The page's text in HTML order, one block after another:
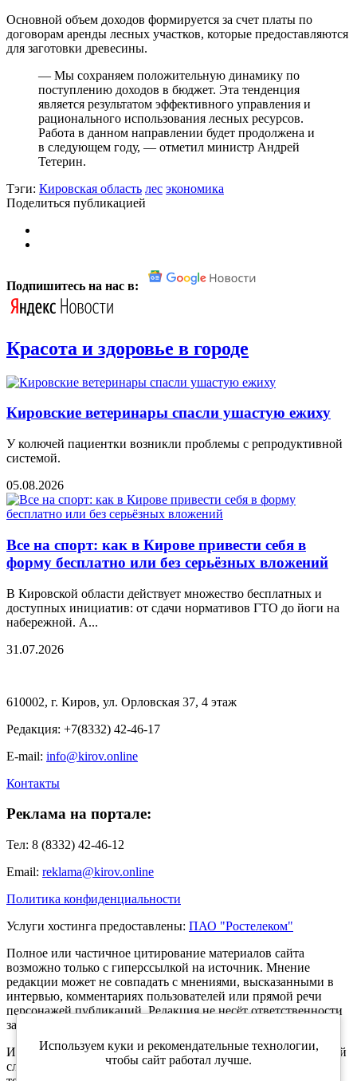
Основной объем доходов формируется за счет платы по
договорам аренды лесных участков, которые предоставляются
для заготовки древесины.
— Мы сохраняем положительную динамику по
поступлению доходов в бюджет. Эта тенденция
является результатом эффективного управления и
рационального использования лесных ресурсов.
Работа в данном направлении будет продолжена и
в следующем году, — отметил министр Андрей
Тетерин.
Тэги: Кировская область лес экономика
Поделиться публикацией
Подпишитесь на нас в:
Красота и здоровье в городе
Кировские ветеринары спасли ушастую ежиху
У колючей пациентки возникли проблемы с репродуктивной
системой.
05.08.2026
Все на спорт: как в Кирове привести себя в
форму бесплатно или без серьёзных вложений
В Кировской области действует множество бесплатных и
доступных инициатив: от сдачи нормативов ГТО до йоги на
набережной. А...
31.07.2026
610002, г. Киров, ул. Орловская 37, 4 этаж
Редакция: +7(8332) 42-46-17
E-mail: info@kirov.online
Контакты
Реклама на портале:
Тел: 8 (8332) 42-46-12
Email: reklama@kirov.online
Политика конфиденциальности
Услуги хостинга предоставлены: ПАО "Ростелеком"
Полное или частичное цитирование материалов сайта
возможно только с гиперссылкой на источник. Мнение
редакции может не совпадать с мнениями, высказанными в
интервью, комментариях пользователей или прямой речи
персонажей публикаций. Редакция не несёт ответственности
за текст комментариев читателей.
Интернет-портал Kirov.online зарегистрирован в Федеральной
службе по надзору в сфере связи, информационных
Используем куки и рекомендательные технологии,
чтобы сайт работал лучше.